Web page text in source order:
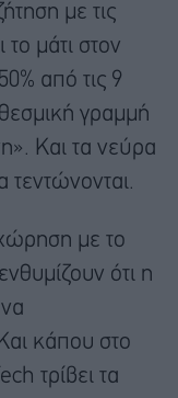
με τις
μάτι στον
από τις 9
γραμμή
Και τα νεύρα
τεντώνονται.
με το
ότι η
κάπου στο
τρίβει τα